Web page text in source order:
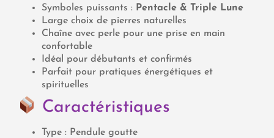
Symboles puissants : Pentacle & Triple Lune
Large choix de pierres naturelles
Chaîne avec perle pour une prise en main
confortable
Idéal pour débutants et confirmés
Parfait pour pratiques énergétiques et
spirituelles
Caractéristiques
Type : Pendule goutte